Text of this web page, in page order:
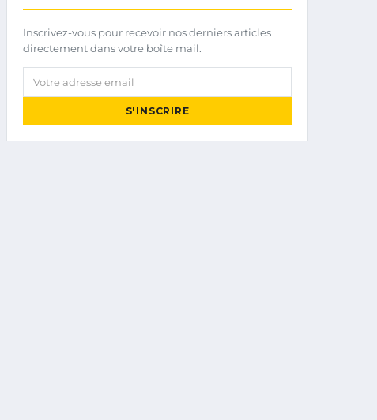
Inscrivez-vous pour recevoir nos derniers articles
directement dans votre boîte mail.
Votre adresse email
S'INSCRIRE